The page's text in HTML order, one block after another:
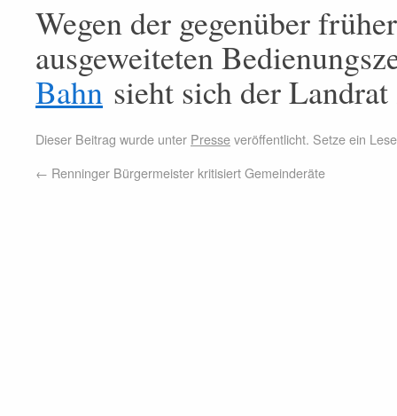
Wegen der gegenüber
ausgeweiteten
Bahn sieht sich der
Dieser Beitrag wurde unter Presseveröffentlicht. Setze ein
← Renninger Bürgermeister kritisiert Gemeinderäte